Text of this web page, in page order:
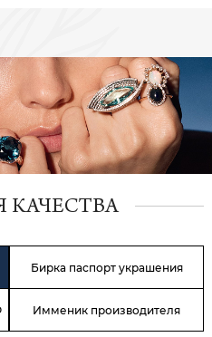
КАЧЕСТВА
Бирка паспорт украшения
Имменик производителя